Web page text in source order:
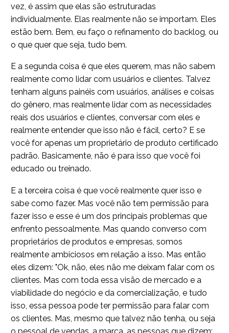
vez, é assim que elas são estruturadas
individualmente. Elas realmente não se importam. Eles
estão bem. Bem, eu faço o refinamento do backlog, ou
o que quer que seja, tudo bem.
E a segunda coisa é que eles querem, mas não sabem
realmente como lidar com usuários e clientes. Talvez
tenham alguns painéis com usuários, análises e coisas
do gênero, mas realmente lidar com as necessidades
reais dos usuários e clientes, conversar com eles e
realmente entender que isso não é fácil, certo? E se
você for apenas um proprietário de produto certificado
padrão. Basicamente, não é para isso que você foi
educado ou treinado.
E a terceira coisa é que você realmente quer isso e
sabe como fazer. Mas você não tem permissão para
fazer isso e esse é um dos principais problemas que
enfrento pessoalmente. Mas quando converso com
proprietários de produtos e empresas, somos
realmente ambiciosos em relação a isso. Mas então
eles dizem: "Ok, não, eles não me deixam falar com os
clientes. Mas com toda essa visão de mercado e a
viabilidade do negócio e da comercialização, e tudo
isso, essa pessoa pode ter permissão para falar com
os clientes. Mas, mesmo que talvez não tenha, ou seja